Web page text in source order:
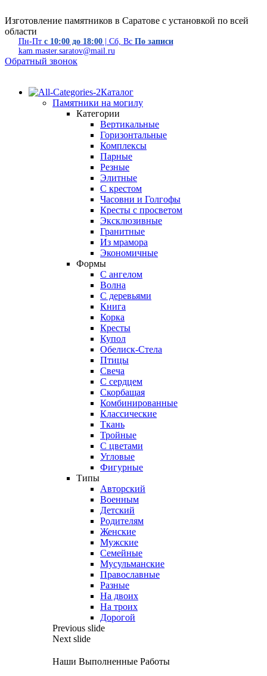
Изготовление памятников в Саратове с установкой по всей
области
Пн-Пт с 10:00 до 18:00| Сб, Вс По записи
kam.master.saratov@mail.ru
Обратный звонок
Каталог
Памятники на могилу
Категории
Вертикальные
Горизонтальные
Комплексы
Парные
Резные
Элитные
С крестом
Часовни и Голгофы
Кресты с просветом
Эксклюзивные
Гранитные
Из мрамора
Экономичные
Формы
С ангелом
Волна
С деревьями
Книга
Корка
Кресты
Купол
Обелиск-Стела
Птицы
Свеча
С сердцем
Скорбащая
Комбинированные
Классические
Ткань
Тройные
С цветами
Угловые
Фигурные
Типы
Авторский
Военным
Детский
Родителям
Женские
Мужские
Семейные
Мусульманские
Православные
Разные
На двоих
На троих
Дорогой
Previous slide
Next slide
Наши Выполненные Работы